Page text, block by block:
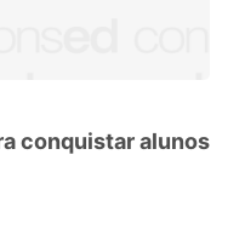
conquistar alunos